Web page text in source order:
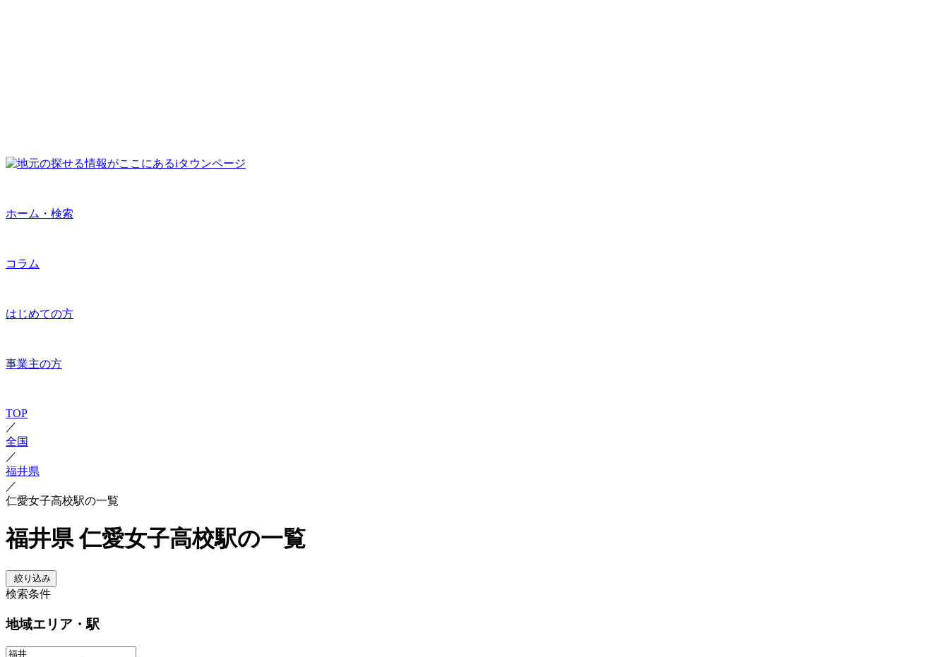
ホーム・検索
コラム
はじめての方
事業主の方
TOP
／
全国
／
福井県
／
仁愛女子高校駅の一覧
福井県 仁愛女子高校駅の一覧
絞り込み
検索条件
地域エリア・駅